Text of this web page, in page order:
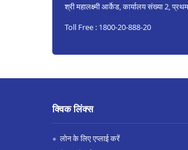
श्री महालक्ष्मी आर्केड, कार्यालय संख्या 2,
Toll Free : 1800-20-888-20
क्विक लिंक्स
लोन के लिए एप्लाई करें